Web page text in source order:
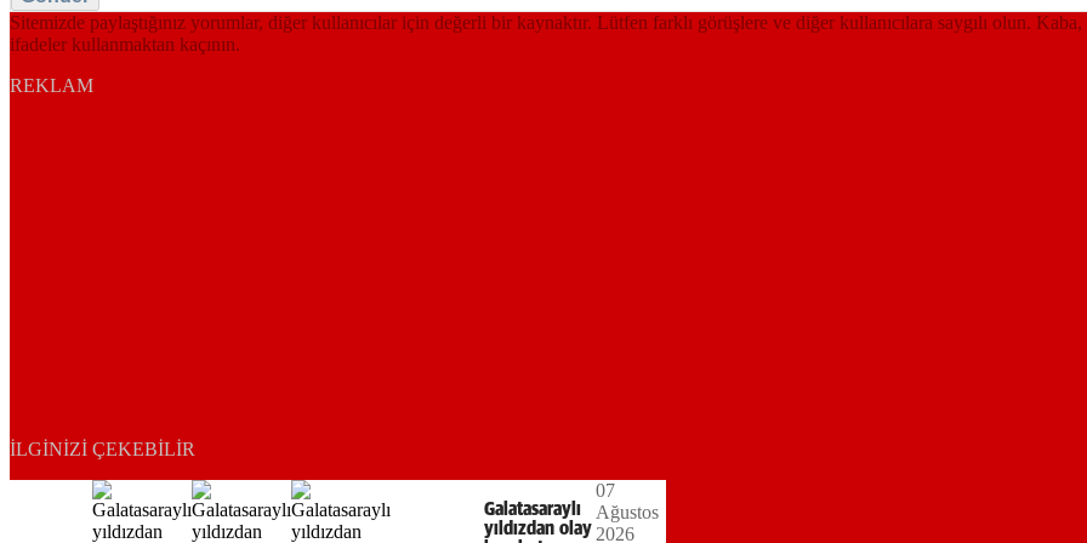
Sitemizde paylaştığınız yorumlar, diğer kullanıcılar için değerli bir kaynaktır. Lütfen farklı görüşlere ve diğer kullanıcılara saygılı olun. Kaba,
ifadeler kullanmaktan kaçının.
REKLAM
İLGINIZI ÇEKEBILIR
Galatasaraylı
yıldızdan olay
07
Ağustos
2026